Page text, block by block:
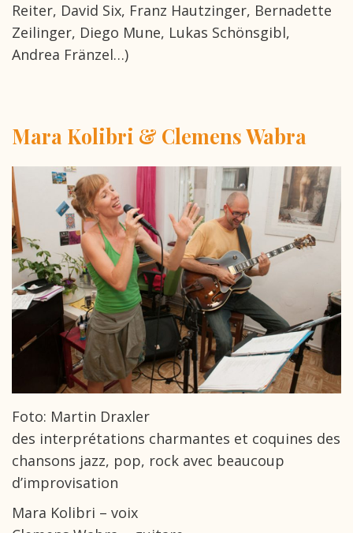
Reiter, David Six, Franz Hautzinger, Bernadette
Zeilinger, Diego Mune, Lukas Schönsgibl,
Andrea Fränzel…)
Mara Kolibri & Clemens Wabra
Foto: Martin Draxler
des interprétations charmantes et coquines des
chansons jazz, pop, rock avec beaucoup
d’improvisation
Mara Kolibri – voix